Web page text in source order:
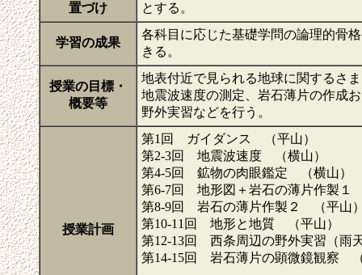
置づけ
とする。
学習の成果
各科目に応じた基礎学問の論理的骨
きる。
授業の目標・
概要等
地表付近で見られる地球に関するさ
地震波速度の測定、岩石薄片の作成
野外実習などを行う。
授業計画
第1回 ガイダンス （平山）
第2-3回 地震波速度 （横山）
第4-5回 鉱物の肉眼鑑定 （横山）
第6-7回 地形図＋岩石の薄片作製１
第8-9回 岩石の薄片作製２ （平山
第10-11回 地形と地質 （平山）
第12-13回 西条周辺の野外実習（雨
第14-15回 岩石薄片の顕微鏡観察